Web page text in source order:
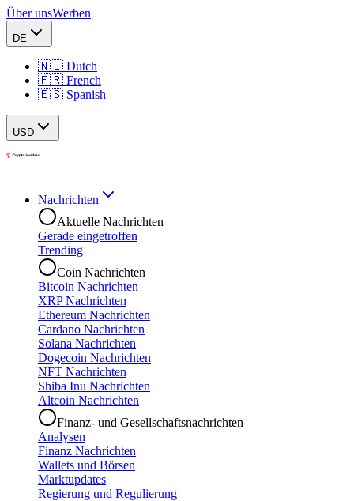
Über unsWerben
DE
🇳🇱 Dutch
🇫🇷 French
🇪🇸 Spanish
USD
Nachrichten
Aktuelle Nachrichten
Gerade eingetroffen
Trending
Coin Nachrichten
Bitcoin Nachrichten
XRP Nachrichten
Ethereum Nachrichten
Cardano Nachrichten
Solana Nachrichten
Dogecoin Nachrichten
NFT Nachrichten
Shiba Inu Nachrichten
Altcoin Nachrichten
Finanz- und Gesellschaftsnachrichten
Analysen
Finanz Nachrichten
Wallets und Börsen
Marktupdates
Regierung und Regulierung